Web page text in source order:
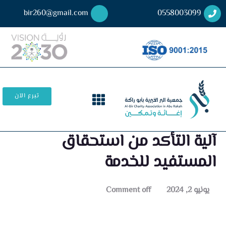
0558003099
bir260@gmail.com
تبرع الآن
آلية التأكد من استحقاق
المستفيد للخدمة
يونيو 2, 2024 Comment off